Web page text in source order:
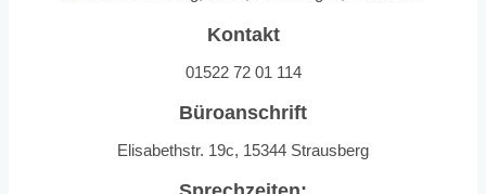
Kontakt
01522 72 01 114
Büroanschrift
Elisabethstr. 19c, 15344 Strausberg